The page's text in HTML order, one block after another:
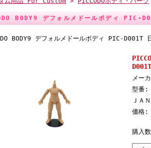
BODY9 デフォルメドールボディ PIC-
BODY9 デフォルメドールボディ PIC-D001T
メー
型番:
ＪＡ
価格:
購入